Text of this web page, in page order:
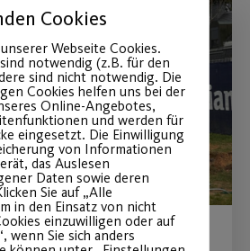
Cookies
Webseite Cookies.
notwendig (z.B. für den
sind nicht notwendig. Die
Cookies helfen uns bei der
Online-Angebotes,
und werden für
eingesetzt. Die Einwilligung
von Informationen
das Auslesen
Daten sowie deren
Sie auf „Alle
in den Einsatz von nicht
einzuwilligen oder auf
wenn Sie sich anders